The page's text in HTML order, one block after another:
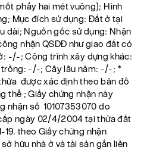
phẩy hai mét vuông); Hình
Mục đích sử dụng: Đất ở tại
dài; Nguồn gốc sử dụng: Nhận
nhận QSDĐ như giao đất có
-/-; Công trình xây dựng khác:
-/-; Cây lâu năm: -/-; *
được xác định theo bản đồ
thể ; Giấy chứng nhận này
nhận số 10107353070 do
ngày 02/4/2004 tại thửa đất
theo Giấy chứng nhận
hữu nhà ở và tài sản gắn liền